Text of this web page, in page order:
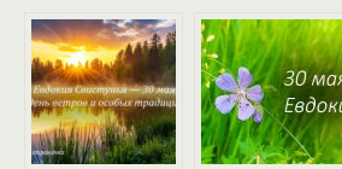
приметы и
запреты дня
можно и
нельзя делать
в этот день,
народные
приметы и
поверья